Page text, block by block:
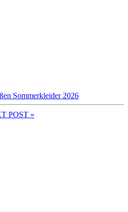
Sommerkleider 2026
POST »